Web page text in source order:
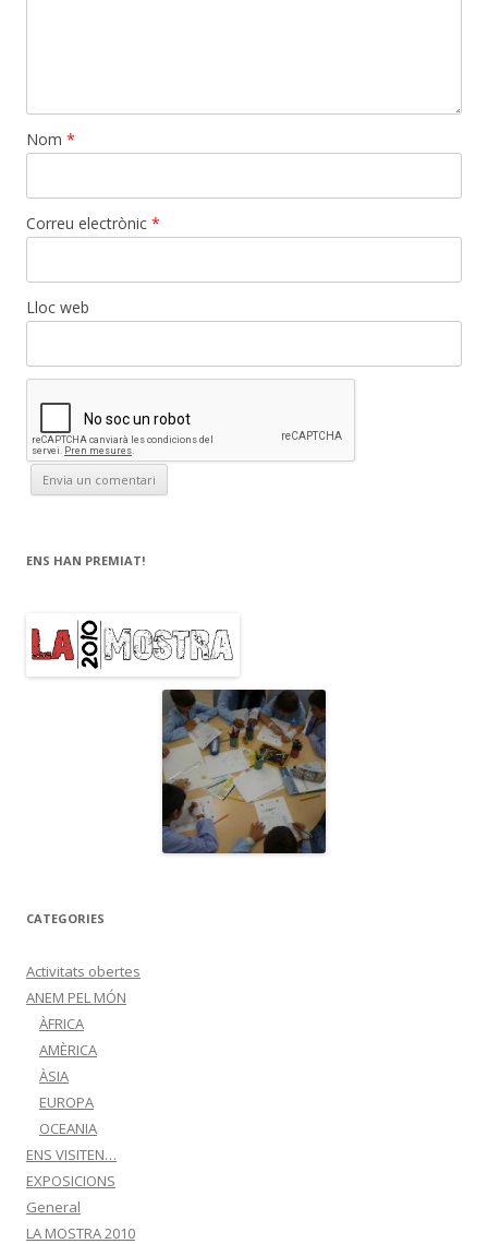
Nom *
Correu electrònic *
Lloc web
ENS HAN PREMIAT!
CATEGORIES
Activitats obertes
ANEM PEL MÓN
ÀFRICA
AMÈRICA
ÀSIA
EUROPA
OCEANIA
ENS VISITEN…
EXPOSICIONS
General
LA MOSTRA 2010